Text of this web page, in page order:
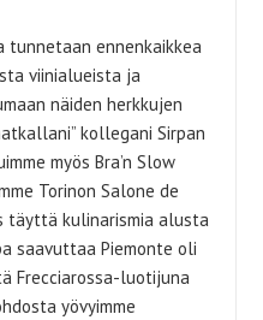
tunnetaan ennenkaikkea
viinialueista ja
näiden herkkujen
kollegani Sirpan
myös Bra’n Slow
Torinon Salone de
täyttä kulinarismia alusta
saavuttaa Piemonte oli
Frecciarossa-luotijuna
yövyimme